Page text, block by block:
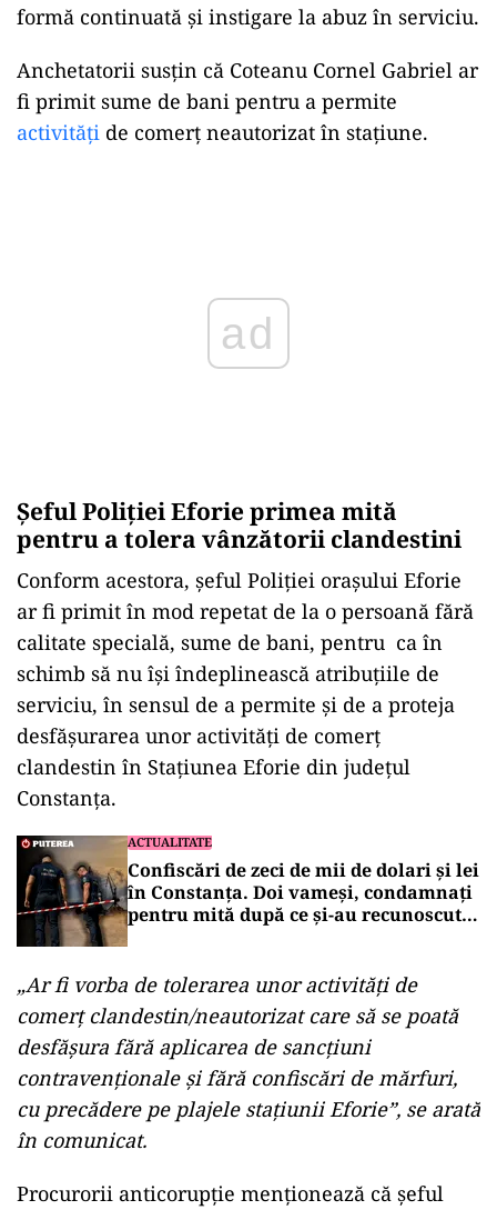
formă continuată și instigare la abuz în serviciu.
Anchetatorii susțin că Coteanu Cornel Gabriel ar
fi primit sume de bani pentru a permite
activități de comerț neautorizat în stațiune.
Șeful Poliției Eforie primea mită
pentru a tolera vânzătorii clandestini
Conform acestora, șeful Poliției orașului Eforie
ar fi primit în mod repetat de la o persoană fără
calitate specială, sume de bani, pentru ca în
schimb să nu îşi îndeplinească atribuţiile de
serviciu, în sensul de a permite şi de a proteja
desfăşurarea unor activităţi de comerţ
clandestin în Staţiunea Eforie din judeţul
Constanţa.
ACTUALITATE
Confiscări de zeci de mii de dolari și lei
în Constanța. Doi vameși, condamnați
pentru mită după ce și-au recunoscut
„Ar fi vorba de tolerarea unor activităţi de
comerţ clandestin/neautorizat care să se poată
desfăşura fără aplicarea de sancţiuni
contravenţionale şi fără confiscări de mărfuri,
cu precădere pe plajele staţiunii Eforie”, se arată
în comunicat.
Procurorii anticorupție menționează că șeful